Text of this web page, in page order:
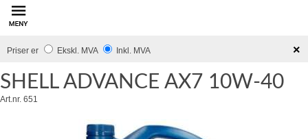
innhold
×
Priser er Ekskl. MVA Inkl. MVA
SHELL ADVANCE AX7 10W-40
Art.nr. 651